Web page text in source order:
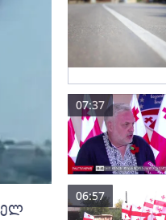
07:37
06:57